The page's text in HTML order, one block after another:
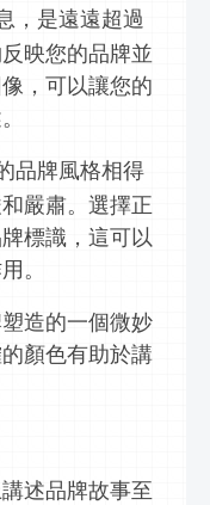
，是遠遠超過
映您的品牌並
，可以讓您的
品牌風格相得
嚴肅。選擇正
標識，這可以
。
造的一個微妙
顏色有助於講
述品牌故事至